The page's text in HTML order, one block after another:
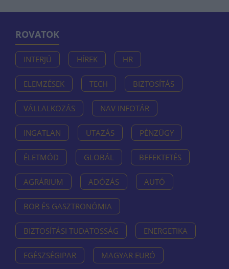
ROVATOK
INTERJÚ HÍREK HR
ELEMZÉSEK TECH BIZTOSÍTÁS
VÁLLALKOZÁS NAV INFOTÁR
INGATLAN UTAZÁS PÉNZÜGY
ÉLETMÓD GLOBÁL BEFEKTETÉS
AGRÁRIUM ADÓZÁS AUTÓ
BOR ÉS GASZTRONÓMIA
BIZTOSÍTÁSI TUDATOSSÁG ENERGETIKA
EGÉSZSÉGIPAR MAGYAR EURÓ